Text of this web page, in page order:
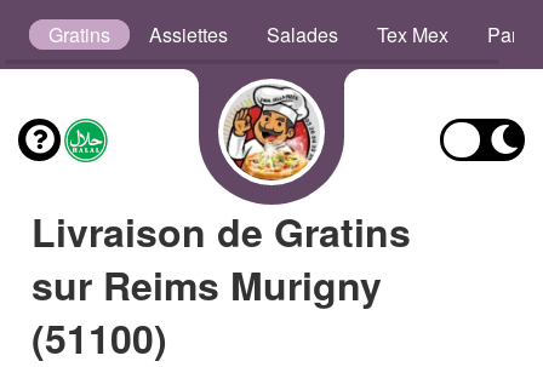
Gratins Assiettes Salades Tex Mex
Livraison de Gratins
sur Reims Murigny
(51100)